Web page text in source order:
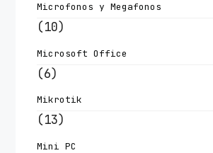
Microfonos y Megafonos
(10)
Microsoft Office
(6)
Mikrotik
(13)
Mini PC